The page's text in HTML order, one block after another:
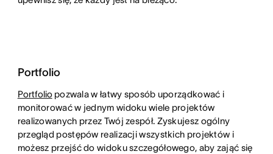
Portfolio
Portfoliopozwala w łatwy sposób uporządkować i
monitorować w jednym widoku wiele projektów
realizowanych przez Twój zespół. Zyskujesz ogólny
przegląd postępów realizacji wszystkich projektów i
możesz przejść do widoku szczegółowego, aby zająć się